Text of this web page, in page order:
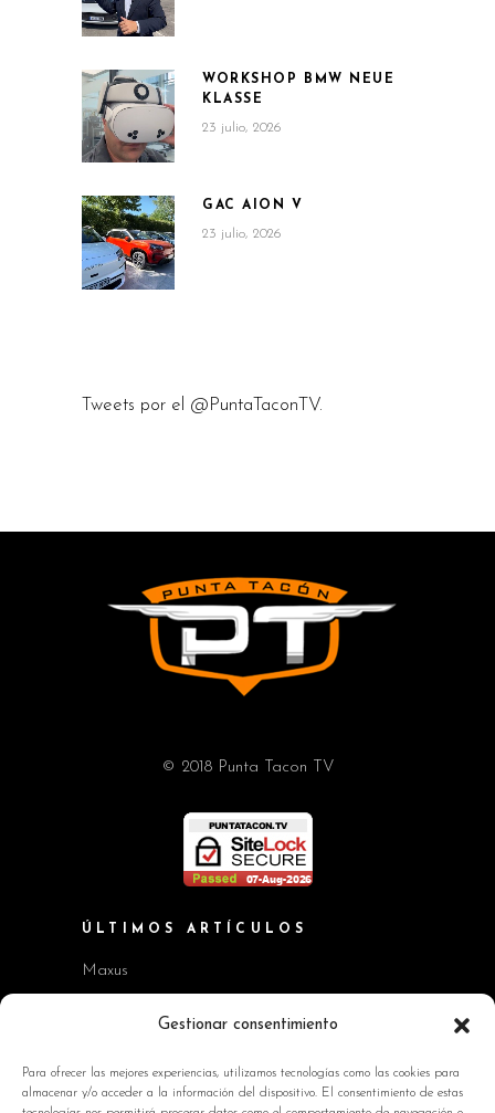
Gestionar consentimiento
Para ofrecer las mejores experiencias, utilizamos tecnologías como las cookies para
almacenar y/o acceder a la información del dispositivo. El consentimiento de estas
WORKSHOP BMW NEUE
KLASSE
23 julio, 2026
GAC AION V
23 julio, 2026
Tweets por el @PuntaTaconTV.
© 2018 Punta Tacon TV
ÚLTIMOS ARTÍCULOS
Maxus
Workshop BMW Neue Klasse
Kia EV2 y Kia Seltos